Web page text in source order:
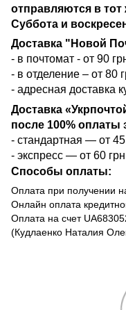
отправляются в тот
Суббота и
Доставка "Новой
- в почтомат - от 90
- в отделение – от 80
- адресная доставка
Доставка
после 100% оплаты
- стандартная — от 45
- экспресс — от 60 грн
Способы оплаты:
Оплата при получении
Онлайн оплата
Оплата на счет
(Кудлаенко Наталия